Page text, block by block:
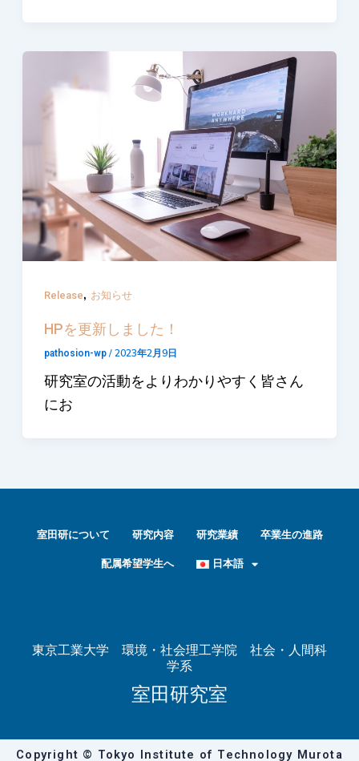
Release, お知らせ
HPを更新しました！
pathosion-wp /2023年2月9日
研究室の活動をよりわかりやすく皆さん
にお
室田研について 研究内容 研究業績 卒業生の進路
配属希望学生へ 日本語
東京工業大学 環境・社会理工学院 社会・人間科
学系
室田研究室
Copyright © Tokyo Institute of Technology Murota